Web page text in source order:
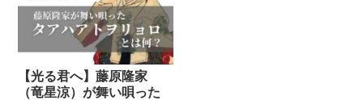
【光る君へ】藤原隆家
（竜星涼）が舞い唄った